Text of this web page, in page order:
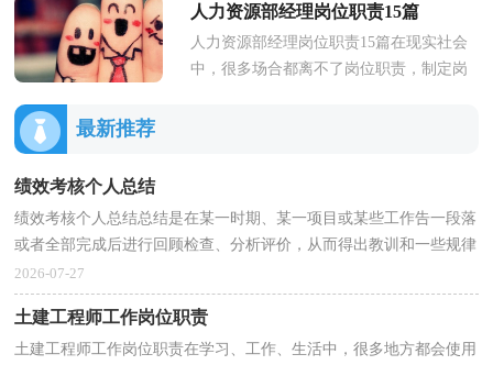
我们好好写一份总结吧。那么如...
人力资源部经理岗位职责15篇
人力资源部经理岗位职责15篇在现实社会
中，很多场合都离不了岗位职责，制定岗
最新推荐
绩效考核个人总结
绩效考核个人总结总结是在某一时期、某一项目或某些工作告一段落
或者全部完成后进行回顾检查、分析评价，从而得出教训和一些规律
性认识的一种书面材料，它可以提升我们发现问题...
2026-07-27
土建工程师工作岗位职责
土建工程师工作岗位职责在学习、工作、生活中，很多地方都会使用